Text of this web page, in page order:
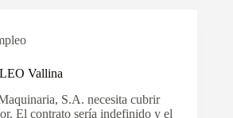
Vallina
S.A. necesita cubrir
El contrato sería indefinido y el